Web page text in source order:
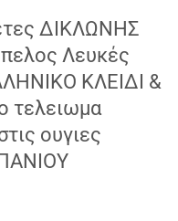
ΔΙΚΛΩΝΗΣ
Λευκές
ΚΛΕΙΔΙ &
τελειωμα
ουγιες